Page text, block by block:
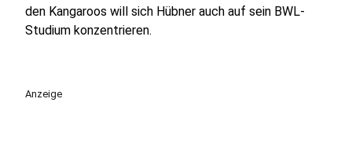
den Kangaroos will sich Hübner auch auf sein BWL-
Studium konzentrieren.
Anzeige